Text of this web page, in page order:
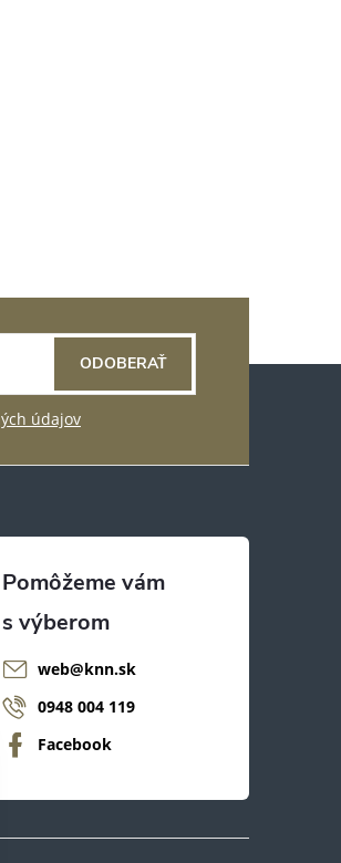
údajov
ODOBERAŤ
web@knn.sk
0948 004 119
Facebook